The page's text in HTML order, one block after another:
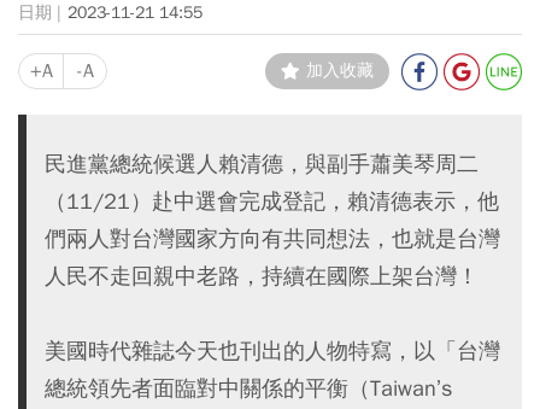
2023-11-21 14:55
+A -A 加入收藏
民進黨總統候選人賴清德，與副手蕭美琴周二
（11/21）赴中選會完成登記，賴清德表示，他
們兩人對台灣國家方向有共同想法，也就是台灣
人民不走回親中老路，持續在國際上架台灣！
美國時代雜誌今天也刊出的人物特寫，以「台灣
總統領先者面臨對中關係的平衡（Taiwan’s